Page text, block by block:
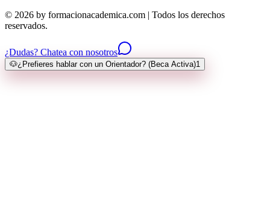
© 2026 by formacionacademica.com | Todos los derechos
reservados.
¿Dudas? Chatea con nosotros
🐶¿Prefieres hablar con un Orientador? (Beca Activa)1